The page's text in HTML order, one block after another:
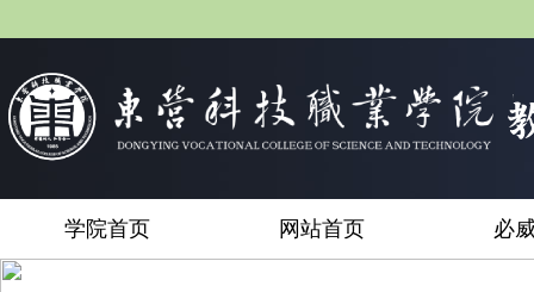
学院首页 网站首页 必